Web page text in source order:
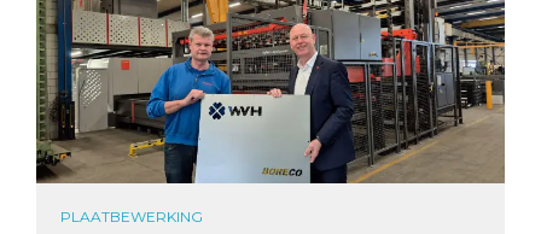
PLAATBEWERKING